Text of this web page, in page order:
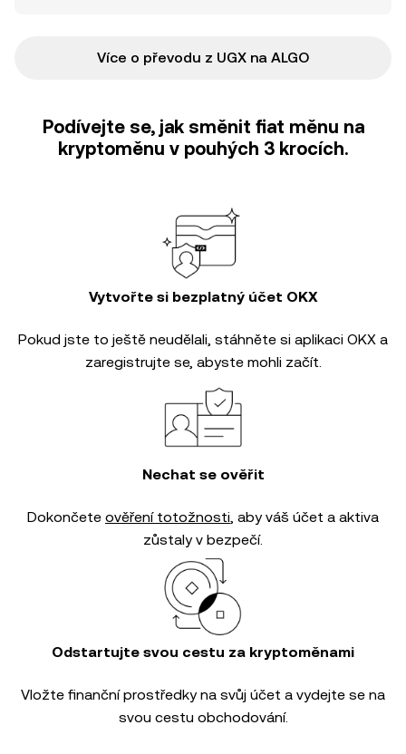
Více o převodu z UGX na ALGO
Podívejte se, jak směnit fiat měnu na
kryptoměnu v pouhých 3 krocích.
Vytvořte si bezplatný účet OKX
Pokud jste to ještě neudělali, stáhněte si aplikaci OKX a
zaregistrujte se, abyste mohli začít.
Nechat se ověřit
Dokončete ověření totožnosti, aby váš účet a aktiva
zůstaly v bezpečí.
Odstartujte svou cestu za kryptoměnami
Vložte finanční prostředky na svůj účet a vydejte se na
svou cestu obchodování.